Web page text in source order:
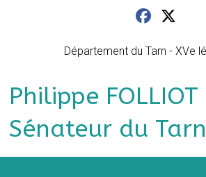
Département du Tarn - XVe
Philippe FOLLIOT
Sénateur du Tarn